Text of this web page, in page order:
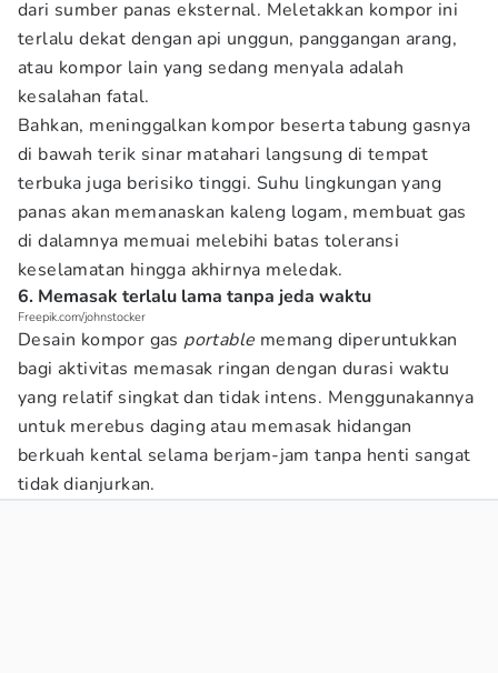
dari sumber panas eksternal. Meletakkan kompor ini
terlalu dekat dengan api unggun, panggangan arang,
atau kompor lain yang sedang menyala adalah
kesalahan fatal.
Bahkan, meninggalkan kompor beserta tabung gasnya
di bawah terik sinar matahari langsung di tempat
terbuka juga berisiko tinggi. Suhu lingkungan yang
panas akan memanaskan kaleng logam, membuat gas
di dalamnya memuai melebihi batas toleransi
keselamatan hingga akhirnya meledak.
6. Memasak terlalu lama tanpa jeda waktu
Freepik.com/johnstocker
Desain kompor gas portable memang diperuntukkan
bagi aktivitas memasak ringan dengan durasi waktu
yang relatif singkat dan tidak intens. Menggunakannya
untuk merebus daging atau memasak hidangan
berkuah kental selama berjam-jam tanpa henti sangat
tidak dianjurkan.